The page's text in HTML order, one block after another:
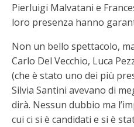
Pierluigi Malvatani e
loro presenza hanno
Non un bello spettacolo,
Carlo Del Vecchio, Luca
(che è stato uno dei più
Silvia Santini avevano di
dirà. Nessun dubbio ma
cui ci si è candidati e si è